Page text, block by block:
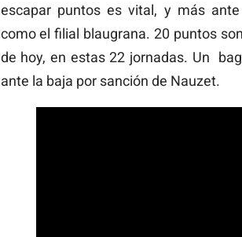
escapar puntos es vital, y más
como el filial blaugrana. 20 puntos
de hoy, en estas 22 jornadas. Un
ante la baja por sanción de Nauzet.